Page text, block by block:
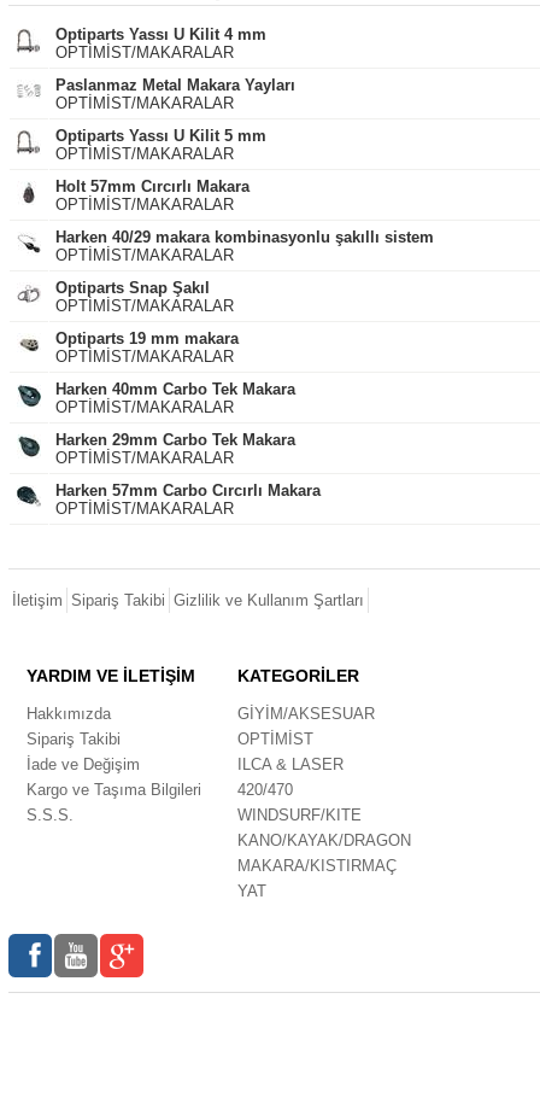
Optiparts Yassı U Kilit 4 mm
OPTİMİST/MAKARALAR
Paslanmaz Metal Makara Yayları
OPTİMİST/MAKARALAR
Optiparts Yassı U Kilit 5 mm
OPTİMİST/MAKARALAR
Holt 57mm Cırcırlı Makara
OPTİMİST/MAKARALAR
Harken 40/29 makara kombinasyonlu şakıllı sistem
OPTİMİST/MAKARALAR
Optiparts Snap Şakıl
OPTİMİST/MAKARALAR
Optiparts 19 mm makara
OPTİMİST/MAKARALAR
Harken 40mm Carbo Tek Makara
OPTİMİST/MAKARALAR
Harken 29mm Carbo Tek Makara
OPTİMİST/MAKARALAR
Harken 57mm Carbo Cırcırlı Makara
OPTİMİST/MAKARALAR
İletişim Sipariş Takibi Gizlilik ve Kullanım Şartları
YARDIM VE İLETİŞİM
Hakkımızda
Sipariş Takibi
İade ve Değişim
Kargo ve Taşıma Bilgileri
S.S.S.
KATEGORİLER
GİYİM/AKSESUAR
OPTİMİST
ILCA & LASER
420/470
WINDSURF/KITE
KANO/KAYAK/DRAGON
MAKARA/KISTIRMAÇ
YAT